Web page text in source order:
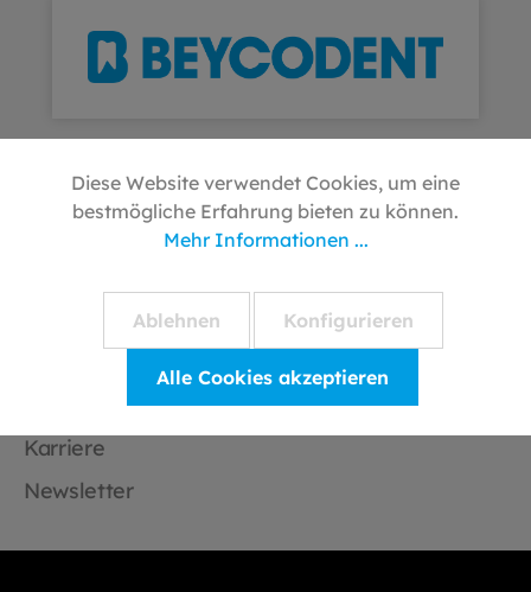
Hilfe & Kontakt
Informationen
Anfrage senden
Karriere
Newsletter
Diese Website verwendet Cookies, um eine
bestmögliche Erfahrung bieten zu können.
Mehr Informationen ...
Ablehnen Konfigurieren
Alle Cookies akzeptieren